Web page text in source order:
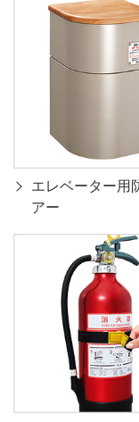
エレベーター用
アー